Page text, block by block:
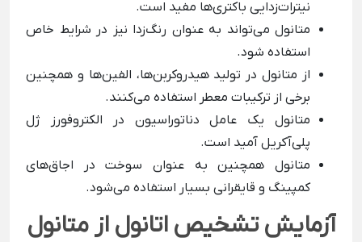
نیترات‌زدایی باکتری‌ها مفید است.
متانول می‌تواند به عنوان رنگ‌زدا نیز در شرایط خاص
استفاده شود.
از متانول در تولید هیدروکربن‌ها، الفین‌ها و همچنین
برخی از ترکیبات معطر استفاده می‌کنند.
متانول یک عامل دناتوراسیون در الکتروفورز ژل
پلی‌آکریل آمید است.
متانول همچنین به عنوان سوخت در اجاق‌های
کمپینگ و قایقرانی بسیار استفاده می‌شود.
آزمایش تشخیص اتانول از متانول